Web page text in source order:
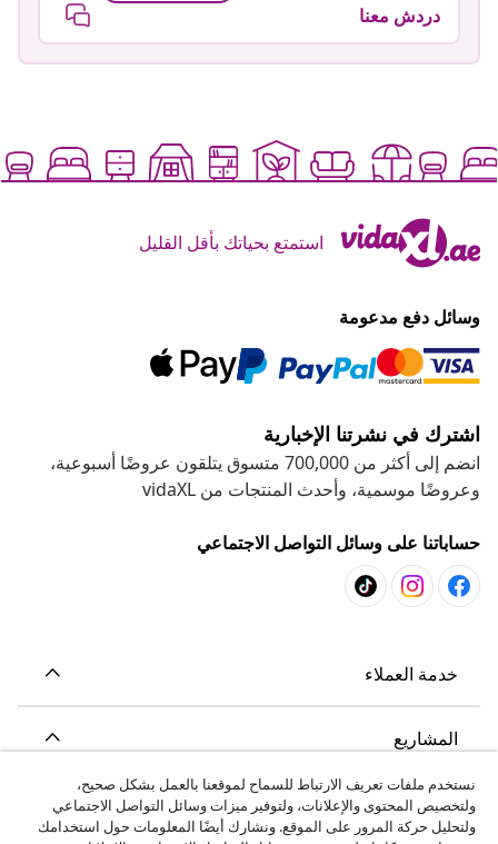
دردش معنا
استمتع بحياتك بأقل القليل
وسائل دفع مدعومة
اشترك في نشرتنا الإخبارية
انضم إلى أكثر من 700,000 متسوق يتلقون عروضًا أسبوعية،
وعروضًا موسمية، وأحدث المنتجات من vidaXL
حساباتنا على وسائل التواصل الاجتماعي
خدمة العملاء
المشاريع
vidaXL
نستخدم ملفات تعريف الارتباط للسماح لموقعنا بالعمل بشكل صحيح،
ولتخصيص المحتوى والإعلانات، ولتوفير ميزات وسائل التواصل الاجتماعي
ولتحليل حركة المرور على الموقع. ونشارك أيضًا المعلومات حول استخدامك